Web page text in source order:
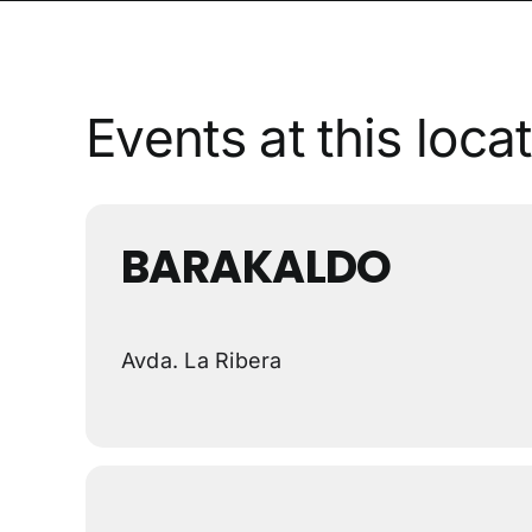
Events at this
BARAKALDO
Avda. La Ribera